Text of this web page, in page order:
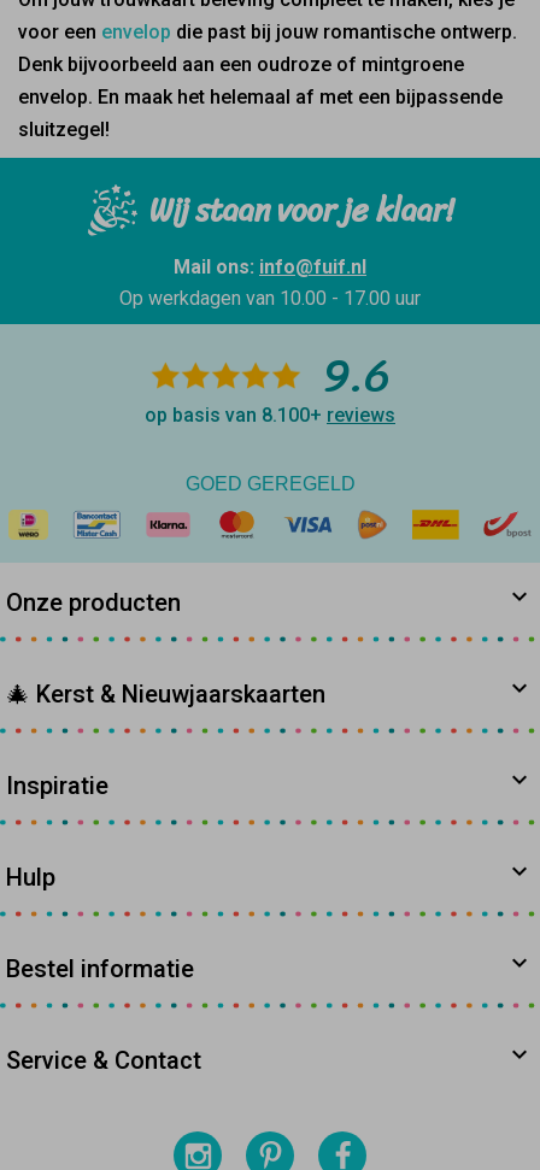
voor een envelop die past bij jouw romantische ontwerp.
Denk bijvoorbeeld aan een oudroze of mintgroene
envelop. En maak het helemaal af met een bijpassende
sluitzegel!
Wij staan voor je klaar!
Mail ons: info@fuif.nl
Op werkdagen van 10.00 - 17.00 uur
9.6
op basis van 8.100+ reviews
GOED GEREGELD
Onze producten
🎄 Kerst & Nieuwjaarskaarten
Inspiratie
Hulp
Bestel informatie
Service & Contact